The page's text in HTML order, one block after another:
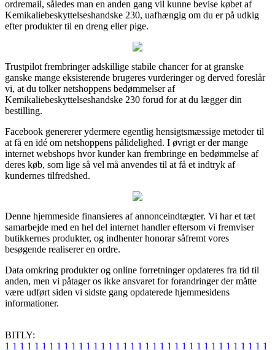
ordremail, således man en anden gang vil kunne bevise købet af
Kemikaliebeskyttelseshandske 230, uafhængig om du er på udkig
efter produkter til en dreng eller pige.
Trustpilot frembringer adskillige stabile chancer for at granske
ganske mange eksisterende brugeres vurderinger og derved foreslår
vi, at du tolker netshoppens bedømmelser af
Kemikaliebeskyttelseshandske 230 forud for at du lægger din
bestilling.
Facebook genererer ydermere egentlig hensigtsmæssige metoder til
at få en idé om netshoppens pålidelighed. I øvrigt er der mange
internet webshops hvor kunder kan frembringe en bedømmelse af
deres køb, som lige så vel må anvendes til at få et indtryk af
kundernes tilfredshed.
Denne hjemmeside finansieres af annonceindtægter. Vi har et tæt
samarbejde med en hel del internet handler eftersom vi fremviser
butikkernes produkter, og indhenter honorar såfremt vores
besøgende realiserer en ordre.
Data omkring produkter og online forretninger opdateres fra tid til
anden, men vi påtager os ikke ansvaret for forandringer der måtte
være udført siden vi sidste gang opdaterede hjemmesidens
informationer.
BITLY:
1 1 1 1 1 1 1 1 1 1 1 1 1 1 1 1 1 1 1 1 1 1 1 1 1 1 1 1 1 1 1 1 1 1 1 1